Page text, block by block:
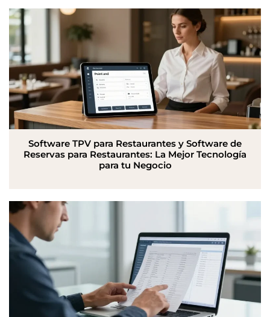
Software TPV para Restaurantes y Software de
Reservas para Restaurantes: La Mejor Tecnología
para tu Negocio